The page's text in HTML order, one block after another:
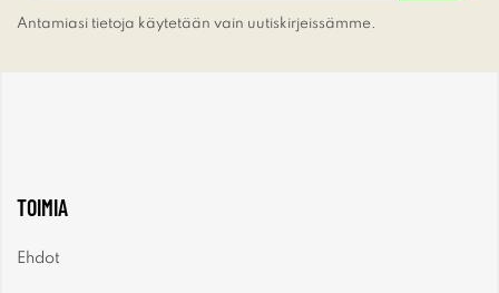
Antamiasi tietoja käytetään vain uutiskirjeissämme.
TOIMIA
Ehdot